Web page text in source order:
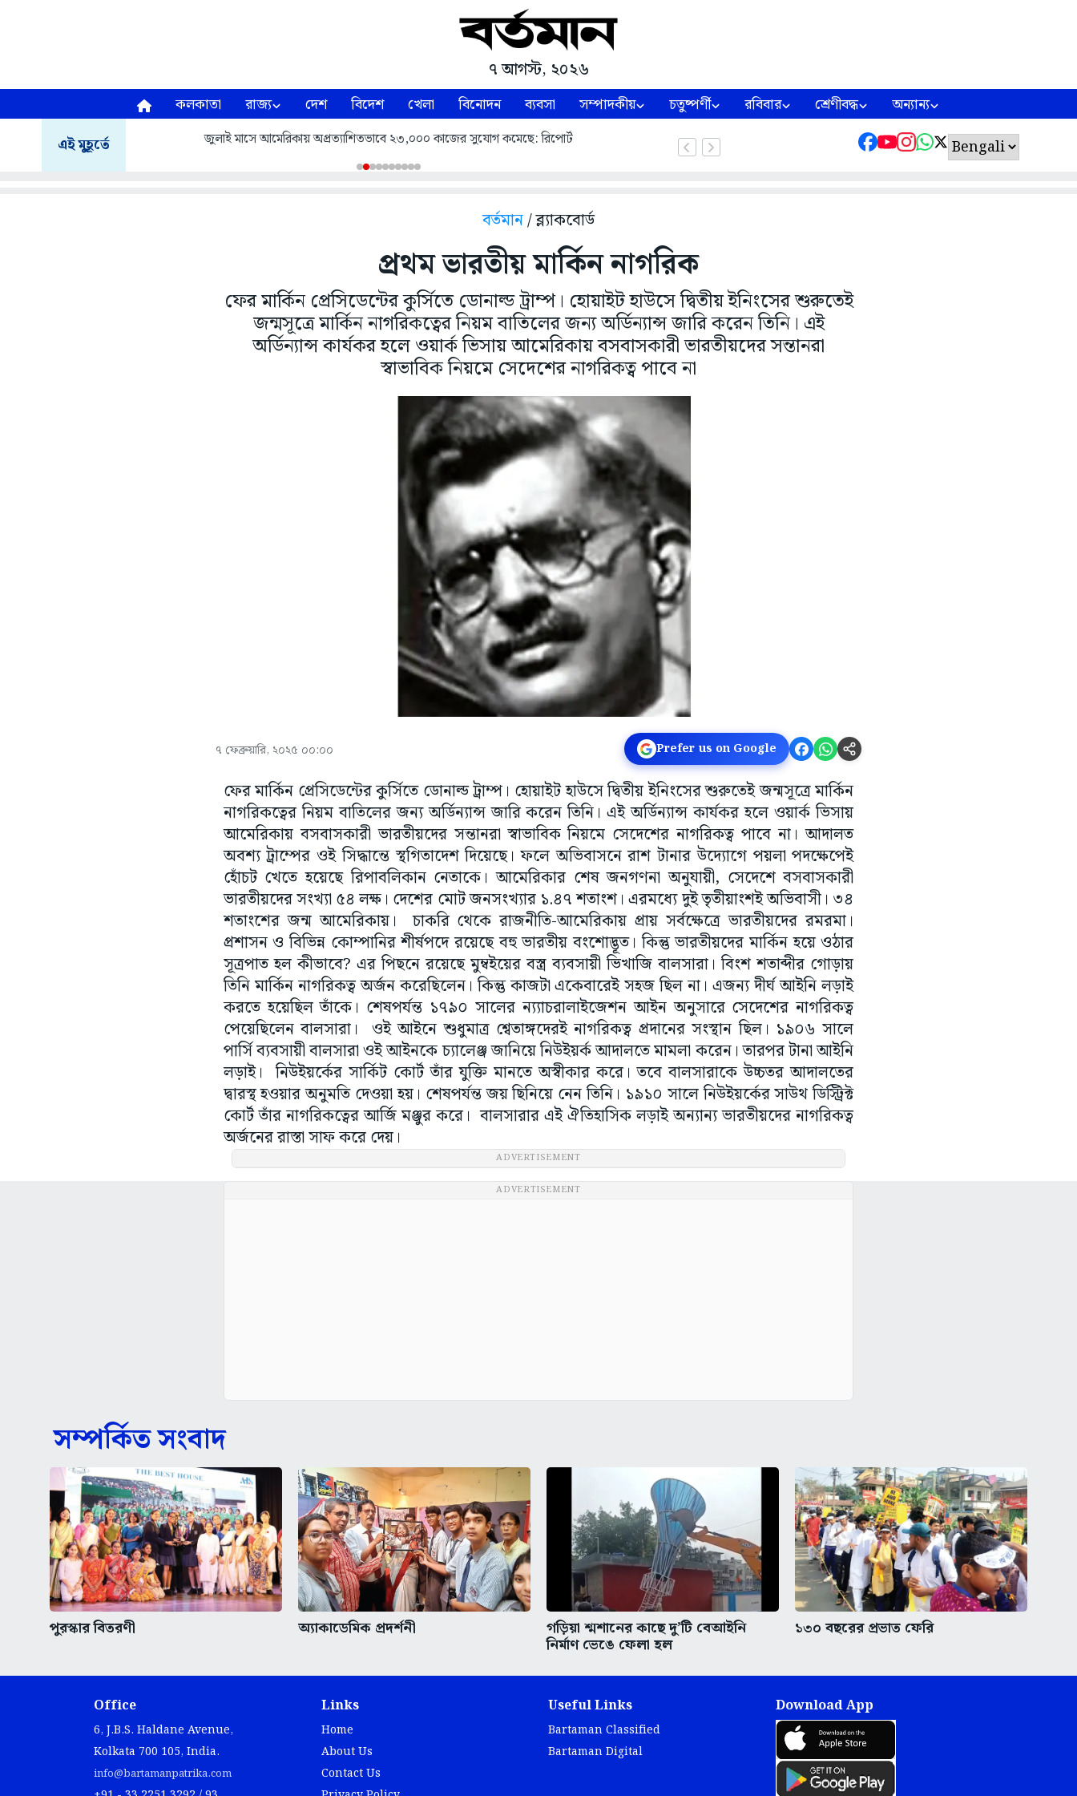
৭ আগস্ট, ২০২৬
কলকাতা রাজ্য দেশ বিদেশ খেলা বিনোদন ব্যবসা সম্পাদকীয় চতুষ্পর্ণী রবিবার শ্রেণীবদ্ধ অন্যান্য
এই মুহূর্তে জুলাই মাসে আমেরিকায় অপ্রত্যাশিতভাবে ২৩,০০০ কাজের সুযোগ কমেছে: রিপোর্ট
বর্তমান/ ব্ল্যাকবোর্ড
প্রথম ভারতীয় মার্কিন নাগরিক
ফের মার্কিন প্রেসিডেন্টের কুর্সিতে ডোনাল্ড ট্রাম্প। হোয়াইট হাউসে দ্বিতীয় ইনিংসের শুরুতেই
জন্মসূত্রে মার্কিন নাগরিকত্বের নিয়ম বাতিলের জন্য অর্ডিন্যান্স জারি করেন তিনি। এই
অর্ডিন্যান্স কার্যকর হলে ওয়ার্ক ভিসায় আমেরিকায় বসবাসকারী ভারতীয়দের সন্তানরা
স্বাভাবিক নিয়মে সেদেশের নাগরিকত্ব পাবে না
৭ ফেব্রুয়ারি, ২০২৫ ০০:০০ Prefer us on Google
ফের মার্কিন প্রেসিডেন্টের কুর্সিতে ডোনাল্ড ট্রাম্প। হোয়াইট হাউসে দ্বিতীয় ইনিংসের শুরুতেই জন্মসূত্রে মার্কিন
নাগরিকত্বের নিয়ম বাতিলের জন্য অর্ডিন্যান্স জারি করেন তিনি। এই অর্ডিন্যান্স কার্যকর হলে ওয়ার্ক ভিসায়
আমেরিকায় বসবাসকারী ভারতীয়দের সন্তানরা স্বাভাবিক নিয়মে সেদেশের নাগরিকত্ব পাবে না। আদালত
অবশ্য ট্রাম্পের ওই সিদ্ধান্তে স্থগিতাদেশ দিয়েছে। ফলে অভিবাসনে রাশ টানার উদ্যোগে পয়লা পদক্ষেপেই
হোঁচট খেতে হয়েছে রিপাবলিকান নেতাকে। আমেরিকার শেষ জনগণনা অনুযায়ী, সেদেশে বসবাসকারী
ভারতীয়দের সংখ্যা ৫৪ লক্ষ। দেশের মোট জনসংখ্যার ১.৪৭ শতাংশ। এরমধ্যে দুই তৃতীয়াংশই অভিবাসী। ৩৪
শতাংশের জন্ম আমেরিকায়। চাকরি থেকে রাজনীতি-আমেরিকায় প্রায় সর্বক্ষেত্রে ভারতীয়দের রমরমা।
প্রশাসন ও বিভিন্ন কোম্পানির শীর্ষপদে রয়েছে বহু ভারতীয় বংশোদ্ভূত। কিন্তু ভারতীয়দের মার্কিন হয়ে ওঠার
সূত্রপাত হল কীভাবে? এর পিছনে রয়েছে মুম্বইয়ের বস্ত্র ব্যবসায়ী ভিখাজি বালসারা। বিংশ শতাব্দীর গোড়ায়
তিনি মার্কিন নাগরিকত্ব অর্জন করেছিলেন। কিন্তু কাজটা একেবারেই সহজ ছিল না। এজন্য দীর্ঘ আইনি লড়াই
করতে হয়েছিল তাঁকে। শেষপর্যন্ত ১৭৯০ সালের ন্য্যাচরালাইজেশন আইন অনুসারে সেদেশের নাগরিকত্ব
পেয়েছিলেন বালসারা। ওই আইনে শুধুমাত্র শ্বেতাঙ্গদেরই নাগরিকত্ব প্রদানের সংস্থান ছিল। ১৯০৬ সালে
পার্সি ব্যবসায়ী বালসারা ওই আইনকে চ্যালেঞ্জ জানিয়ে নিউইয়র্ক আদালতে মামলা করেন। তারপর টানা আইনি
লড়াই। নিউইয়র্কের সার্কিট কোর্ট তাঁর যুক্তি মানতে অস্বীকার করে। তবে বালসারাকে উচ্চতর আদালতের
দ্বারস্থ হওয়ার অনুমতি দেওয়া হয়। শেষপর্যন্ত জয় ছিনিয়ে নেন তিনি। ১৯১০ সালে নিউইয়র্কের সাউথ ডিস্ট্রিক্ট
কোর্ট তাঁর নাগরিকত্বের আর্জি মঞ্জুর করে। বালসারার এই ঐতিহাসিক লড়াই অন্যান্য ভারতীয়দের নাগরিকত্ব
অর্জনের রাস্তা সাফ করে দেয়।
ADVERTISEMENT
ADVERTISEMENT
সম্পর্কিত সংবাদ
পুরস্কার বিতরণী অ্যাকাডেমিক প্রদর্শনী গড়িয়া শ্মশানের কাছে দু’টি বেআইনি
নির্মাণ ভেঙে ফেলা হল
১৩০ বছরের প্রভাত ফেরি
Office
6, J.B.S. Haldane Avenue,
Kolkata 700 105, India.
info@bartamanpatrika.com
Links
Home
About Us
Contact Us
Useful Links
Bartaman Classified
Bartaman Digital
Download App